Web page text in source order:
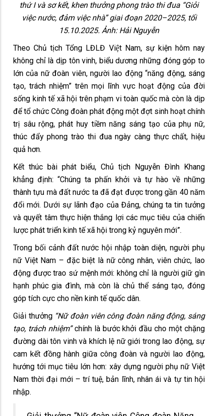
thứ I và sơ kết, khen thưởng phong trào thi đua “Giỏi
việc nước, đảm việc nhà” giai đoạn 2020–2025, tối
15.10.2025. Ảnh: Hải Nguyễn
Theo Chủ tịch Tổng LĐLĐ Việt Nam, sự kiện hôm nay
không chỉ là dịp tôn vinh, biểu dương những đóng góp to
lớn của nữ đoàn viên, người lao động “năng động, sáng
tạo, trách nhiệm” trên mọi lĩnh vực hoạt động của đời
sống kinh tế xã hội trên phạm vi toàn quốc mà còn là dịp
để tổ chức Công đoàn phát động một đợt sinh hoạt chính
trị sâu rộng, phát huy tiềm năng sáng tạo của phụ nữ,
thúc đẩy phong trào thi đua ngày càng thực chất, hiệu
quả hơn.
Kết thúc bài phát biểu, Chủ tịch Nguyễn Đình Khang
khẳng định: “Chúng ta phấn khởi và tự hào về những
thành tựu mà đất nước ta đã đạt được trong gần 40 năm
đổi mới. Dưới sự lãnh đạo của Đảng, chúng ta tin tưởng
và quyết tâm thực hiện thắng lợi các mục tiêu của chiến
lược phát triển kinh tế xã hội trong kỷ nguyên mới”.
Trong bối cảnh đất nước hội nhập toàn diện, người phụ
nữ Việt Nam – đặc biệt là nữ công nhân, viên chức, lao
động được trao sứ mệnh mới: không chỉ là người giữ gìn
hạnh phúc gia đình, mà còn là chủ thể sáng tạo, đóng
góp tích cực cho nền kinh tế quốc dân.
Giải thưởng “Nữ đoàn viên công đoàn năng động, sáng
tạo, trách nhiệm”chính là bước khởi đầu cho một chặng
đường dài tôn vinh và khích lệ nữ giới trong lao động, sự
cam kết đồng hành giữa công đoàn và người lao động,
hướng tới mục tiêu lớn hơn: xây dựng người phụ nữ Việt
Nam thời đại mới – trí tuệ, bản lĩnh, nhân ái và tự tin hội
nhập.